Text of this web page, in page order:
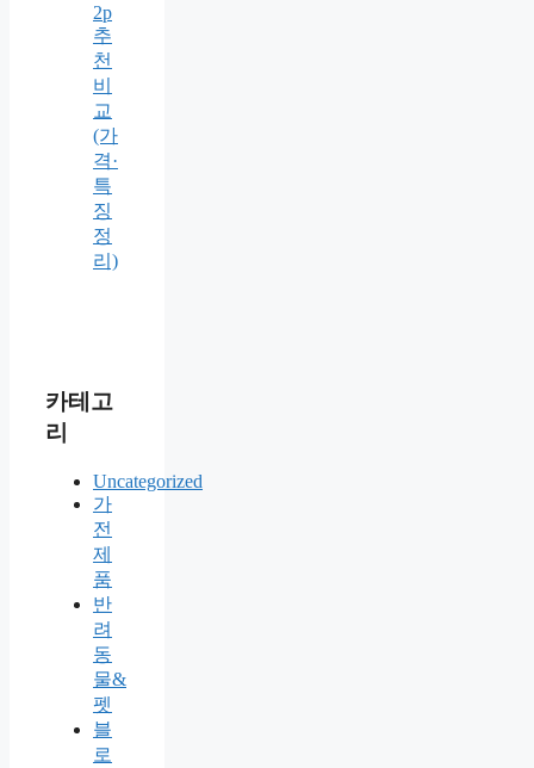
2p
추
천
비
교
(가
격·
특
징
정
리)
카테고
리
Uncategorized
가
전
제
품
반
려
동
물&
펫
블
로